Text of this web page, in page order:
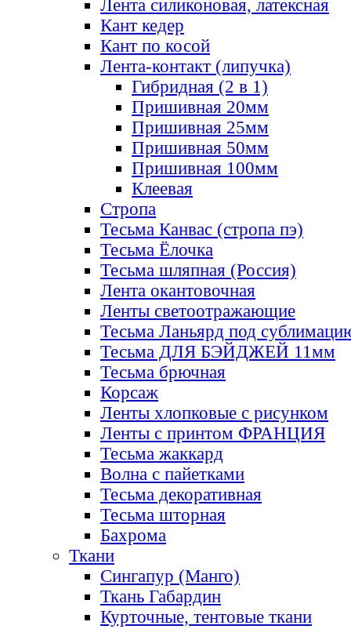
Лента силиконовая, латексная
Кант кедер
Кант по косой
Лента-контакт (липучка)
Гибридная (2 в 1)
Пришивная 20мм
Пришивная 25мм
Пришивная 50мм
Пришивная 100мм
Клеевая
Стропа
Тесьма Канвас (стропа пэ)
Тесьма Ёлочка
Тесьма шляпная (Россия)
Лента окантовочная
Ленты светоотражающие
Тесьма Ланьярд под
Тесьма ДЛЯ БЭЙДЖЕЙ 11мм
Тесьма брючная
Корсаж
Ленты хлопковые с рисунком
Ленты с принтом ФРАНЦИЯ
Тесьма жаккард
Волна с пайетками
Тесьма декоративная
Тесьма шторная
Бахрома
Ткани
Сингапур (Манго)
Ткань Габардин
Курточные, тентовые ткани